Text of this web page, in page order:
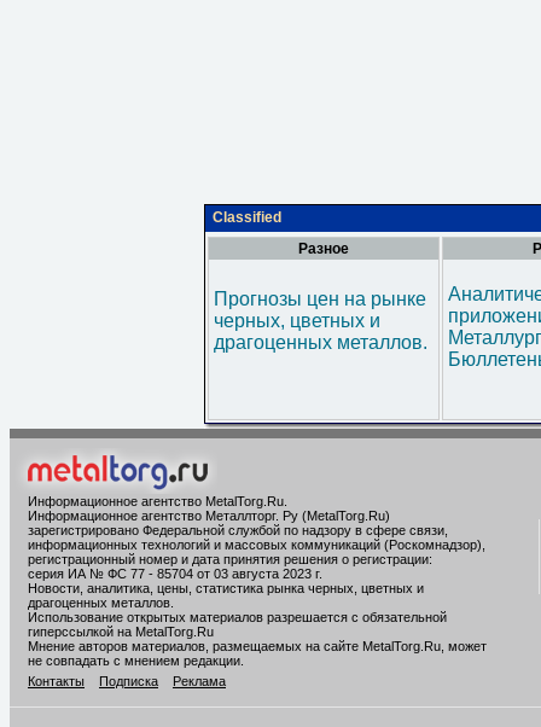
Classified
Разное
Прогнозы цен на рынке
черных, цветных и
драгоценных металлов.
Информационное агентство MetalTorg.Ru
Информационное агентство Металлторг. Ру (MetalTorg.Ru)
зарегистрировано Федеральной службой по надзору в сфере связи,
информационных технологий и массовых коммуникаций (Роскомнадзор),
регистрационный номер и дата принятия решения о регистрации:
серия ИА № ФС 77 - 85704 от 03 августа 2023 г.
Новости, аналитика, цены, статистика рынка черных, цветных и
драгоценных металлов.
Использование открытых материалов разрешается с обязательной
гиперссылкой на MetalTorg.Ru
Мнение авторов материалов, размещаемых на сайте MetalTorg.Ru, может
не совпадать с мнением редакции.
Контакты
Подписка Реклама